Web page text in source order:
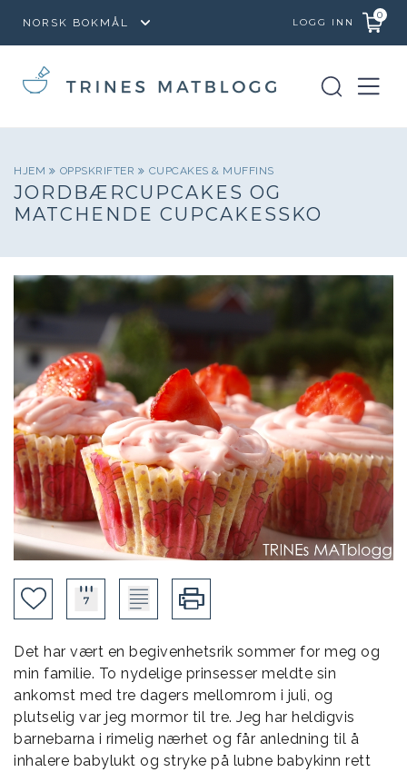
LOGG INN
0
HJEM OPPSKRIFTER CUPCAKES & MUFFINS
JORDBÆRCUPCAKES OG
MATCHENDE CUPCAKESSKO
Det har vært en begivenhetsrik sommer for meg og
min familie. To nydelige prinsesser meldte sin
ankomst med tre dagers mellomrom i juli, og
plutselig var jeg mormor til tre. Jeg har heldigvis
barnebarna i rimelig nærhet og får anledning til å
inhalere babylukt og stryke på lubne babykinn rett